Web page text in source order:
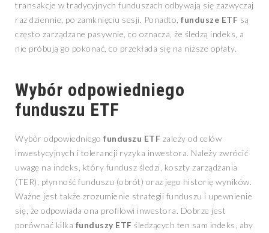
transakcje w tradycyjnych funduszach odbywają się zazwyczaj
raz dziennie, po zamknięciu sesji. Ponadto, fundusze ETF są
często zarządzane pasywnie, co oznacza, że śledzą indeks, a
nie próbują go pokonać, co przekłada się na niższe opłaty.
Wybór odpowiedniego
funduszu ETF
Wybór odpowiedniego funduszu ETF zależy od celów
inwestycyjnych i tolerancji ryzyka inwestora. Należy zwrócić
uwagę na indeks, który fundusz śledzi, koszty zarządzania
(TER), płynność funduszu (obrót) oraz jego historię wyników.
Ważne jest także zrozumienie strategii funduszu i upewnienie
się, że odpowiada ona profilowi inwestora. Dobrze jest
porównać kilka funduszy ETF śledzących ten sam indeks, aby